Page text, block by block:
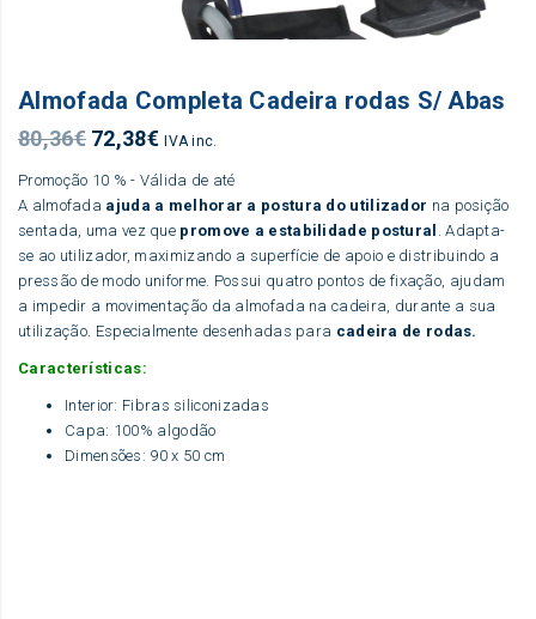
Almofada Completa Cadeira rodas S/ Abas
80,36€ O
original
era:
80,36€.
72,38€O
atual
é:
72,38€.
IVA inc.
Promoção 10 % - Válida de até
A almofada ajuda a melhorar a postura do utilizador na posição
sentada, uma vez que promove a estabilidade postural . Adapta-
se ao utilizador, maximizando a superfície de apoio e distribuindo a
pressão de modo uniforme. Possui quatro pontos de fixação, ajudam
a impedir a movimentação da almofada na cadeira, durante a sua
utilização. Especialmente desenhadas para cadeira de rodas.
Características:
Interior: Fibras siliconizadas
Capa: 100% algodão
Dimensões: 90 x 50 cm